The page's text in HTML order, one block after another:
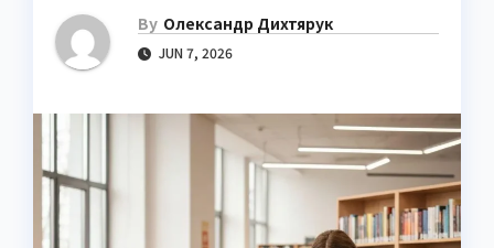
By Олександр Дихтярук
JUN 7, 2026